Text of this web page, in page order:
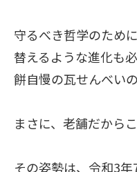
守るべき哲学のため
替えるような進化も
餅自慢の瓦せんべい
まさに、老舗だから
その姿勢は、令和3年